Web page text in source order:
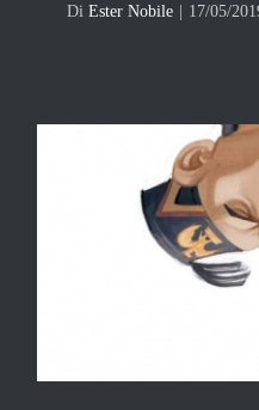
Di Ester Nobile 17/05/